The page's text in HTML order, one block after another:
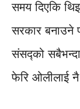
समय दिएकि
सरकार बनाउने
संसद्को
फेरि ओलीलाई नै